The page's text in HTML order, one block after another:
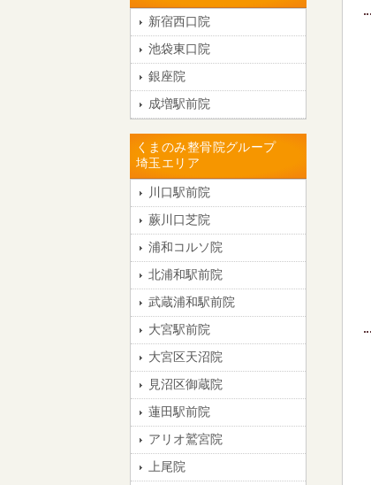
新宿西口院
池袋東口院
銀座院
成増駅前院
くまのみ整骨院グループ
埼玉エリア
川口駅前院
蕨川口芝院
浦和コルソ院
北浦和駅前院
武蔵浦和駅前院
大宮駅前院
大宮区天沼院
見沼区御蔵院
蓮田駅前院
アリオ鷲宮院
上尾院